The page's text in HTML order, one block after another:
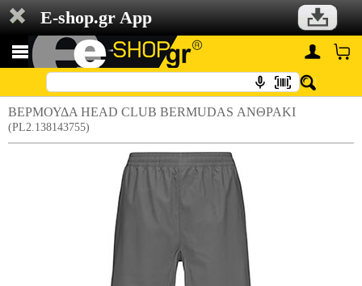
E-shop.gr App
ΒΕΡΜΟΥΔΑ HEAD CLUB BERMUDAS ΑΝΘΡΑΚΙ
(PL2.138143755)